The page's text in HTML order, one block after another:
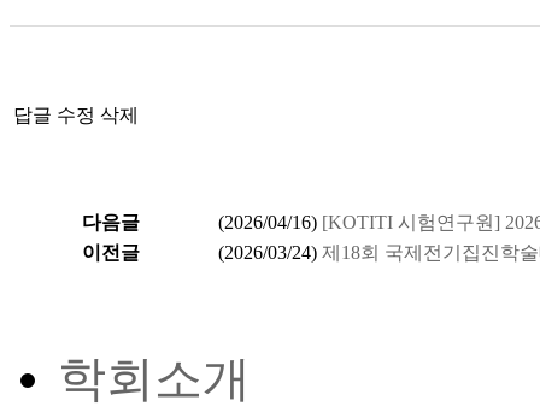
답글 수정 삭제
다음글 (2026/04/16) [KOTITI 시험연구원]
이전글
(2026/03/24) 제18회 국제전기집진학
학회소개